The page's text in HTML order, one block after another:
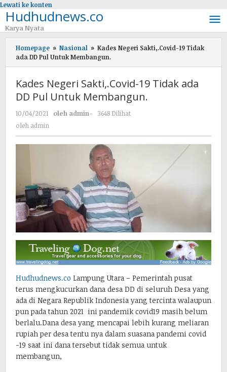
Lewati ke konten
Hudhudnews.co
Karya Nyata
Homepage » Nasional » Kades Negeri Sakti,.Covid-19 Tidak
ada DD Pul Untuk Membangun.
Kades Negeri Sakti,.Covid-19 Tidak ada
DD Pul Untuk Membangun.
10/04/2021 oleh admin-
3648 Dilihat
oleh admin
Hudhudnews.co Lampung Utara – Pemerintah pusat
terus mengkucurkan dana desa DD di seluruh Desa yang
ada di Negara Republik Indonesia yang tercinta walaupun
pun pada tahun 2021 ini pandemik covid19 masih belum
berlalu.Dana desa yang mencapai lebih kurang meliaran
rupiah per desa tentu nya dalam suasana pandemi covid
-19 saat ini dana tersebut tidak semua untuk
membangun,